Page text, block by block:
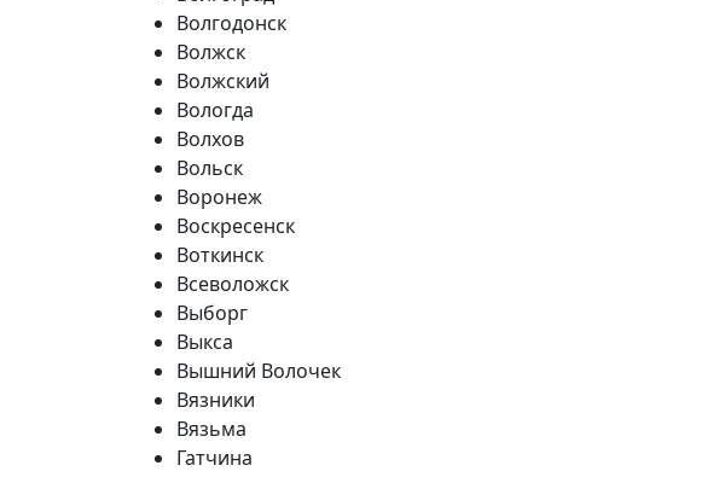
Волгодонск
Волжск
Волжский
Вологда
Волхов
Вольск
Воронеж
Воскресенск
Воткинск
Всеволожск
Выборг
Выкса
Вышний Волочек
Вязники
Вязьма
Гатчина